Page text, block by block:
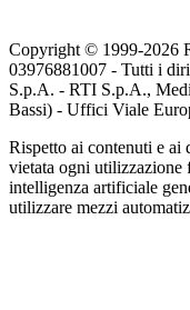
Copyright © 1999-2026
03976881007 - Tutti i
S.p.A. - RTI S.p.A.,
Bassi) - Uffici Viale
Rispetto ai contenuti e ai
vietata ogni utilizzazione
intelligenza artificiale
utilizzare mezzi